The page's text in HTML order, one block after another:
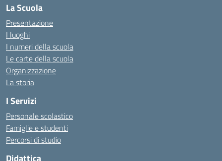
La Scuola
Presentazione
I luoghi
I numeri della scuola
Le carte della scuola
Organizzazione
La storia
I Servizi
Personale scolastico
Famiglie e studenti
Percorsi di studio
Didattica